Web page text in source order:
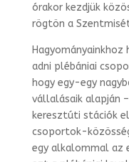
órakor kezdjük
rögtön a
adni plébániai
hogy egy-egy
vállalásaik alap­ján
keresztúti stációk
csoportok-
egy alkalommal az